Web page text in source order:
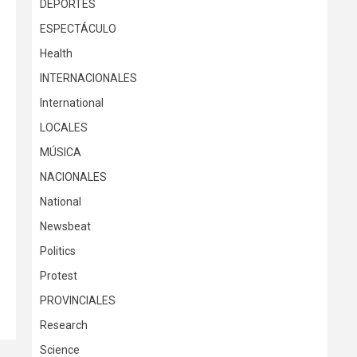
DEPORTES
ESPECTÁCULO
Health
INTERNACIONALES
International
LOCALES
MÚSICA
NACIONALES
National
Newsbeat
Politics
Protest
PROVINCIALES
Research
Science